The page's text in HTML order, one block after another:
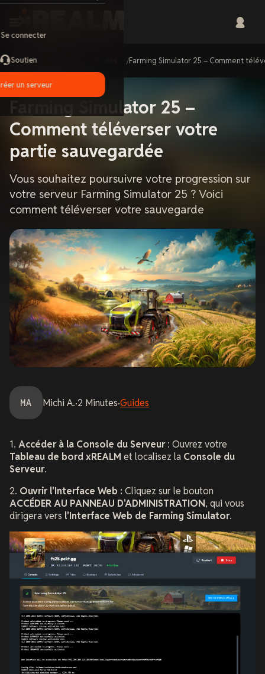
Se connecter
Soutien
un serveur
Farming Simulator 25 – Comment
Farming Simulator 25 –
Comment téléverser votre
partie sauvegardée
Vous souhaitez poursuivre votre progression sur
votre serveur Farming Simulator 25 ? Voici
comment téléverser votre sauvegarde
MA Michi A.·2 Minutes·Guides
1. Accéder à la Console du Serveur: Ouvrez votre
Tableau de bord xREALM et localisez la Console du
Serveur.
2. Ouvrir l'Interface Web : Cliquez sur le bouton
ACCÉDER AU PANNEAU D'ADMINISTRATION, qui vous
dirigera vers l'Interface Web de Farming Simulator.